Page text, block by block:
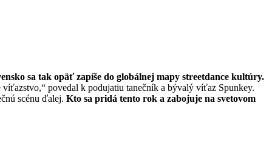
sa tak opäť zapíše do globálnej mapy streetdance kultúry.
víťazstvo,“ povedal k podujatiu tanečník a bývalý víťaz Spunkey.
scénu ďalej. Kto sa pridá tento rok a zabojuje na svetovom